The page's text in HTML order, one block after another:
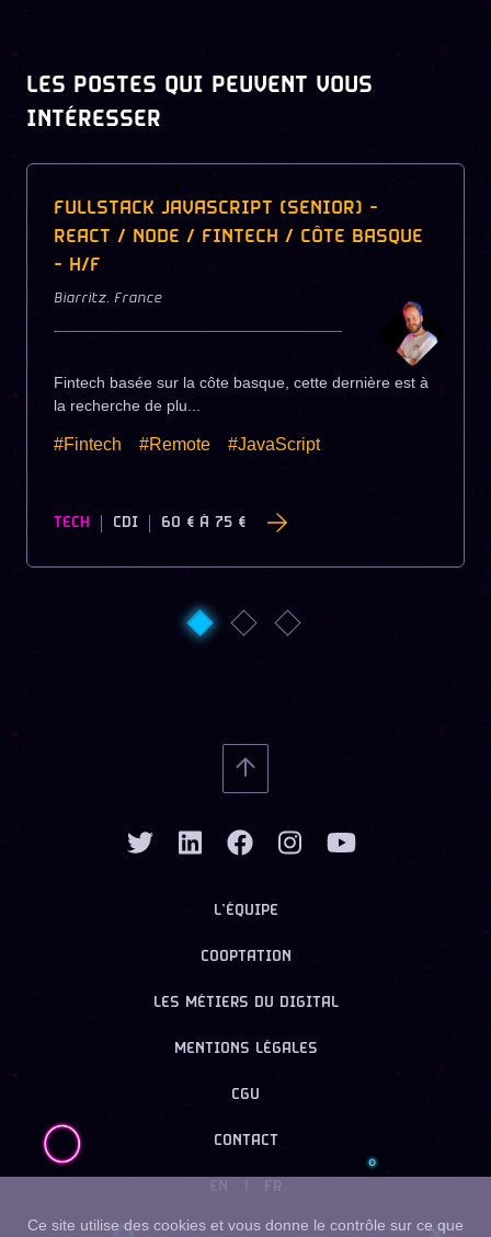
LES POSTES QUI PEUVENT VOUS
INTÉRESSER
FULLSTACK JAVASCRIPT (SENIOR) -
REACT / NODE / FINTECH / CÔTE BASQUE
- H/F
Biarritz, France
Fintech basée sur la côte basque, cette dernière est à
la recherche de plu...
#Fintech #Remote #JavaScript
TECH CDI 60 € À 75 €
L’ÉQUIPE
COOPTATION
LES MÉTIERS DU DIGITAL
MENTIONS LÉGALES
CGU
CONTACT
FR
Ce site utilise des cookies et vous donne le contrôle sur ce que